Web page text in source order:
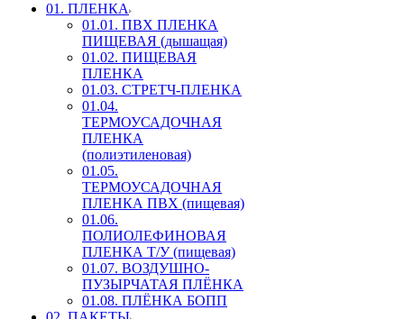
01. ПЛЕНКА
01.01. ПВХ ПЛЕНКА
ПИЩЕВАЯ (дышащая)
01.02. ПИЩЕВАЯ
ПЛЕНКА
01.03. СТРЕТЧ-ПЛЕНКА
01.04.
ТЕРМОУСАДОЧНАЯ
ПЛЕНКА
(полиэтиленовая)
01.05.
ТЕРМОУСАДОЧНАЯ
ПЛЕНКА ПВХ (пищевая)
01.06.
ПОЛИОЛЕФИНОВАЯ
ПЛЕНКА Т/У (пищевая)
01.07. ВОЗДУШНО-
ПУЗЫРЧАТАЯ ПЛЁНКА
01.08. ПЛЁНКА БОПП